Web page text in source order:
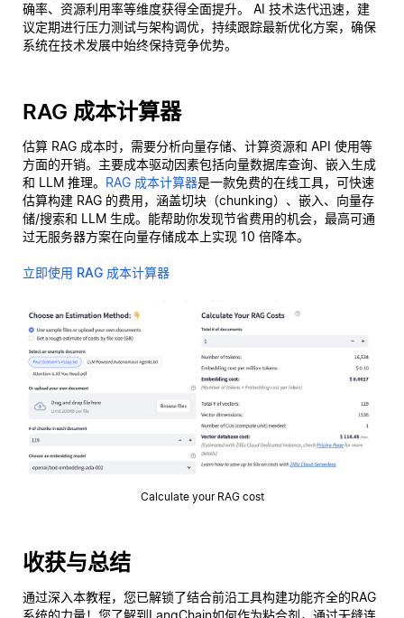
确率、资源利用率等维度获得全面提升。 AI 技术迭代迅速，建
议定期进行压力测试与架构调优，持续跟踪最新优化方案，确保
系统在技术发展中始终保持竞争优势。
RAG 成本计算器
估算 RAG 成本时，需要分析向量存储、计算资源和 API 使用等
方面的开销。主要成本驱动因素包括向量数据库查询、嵌入生成
和 LLM 推理。 RAG 成本计算器是一款免费的在线工具，可快速
估算构建 RAG 的费用，涵盖切块（chunking）、嵌入、向量存
储/搜索和 LLM 生成。能帮助你发现节省费用的机会，最高可通
过无服务器方案在向量存储成本上实现 10 倍降本。
立即使用 RAG 成本计算器
Calculate your RAG cost
收获与总结
通过深入本教程，您已解锁了结合前沿工具构建功能齐全的RAG
系统的力量！您了解到LangChain如何作为粘合剂，通过无缝连